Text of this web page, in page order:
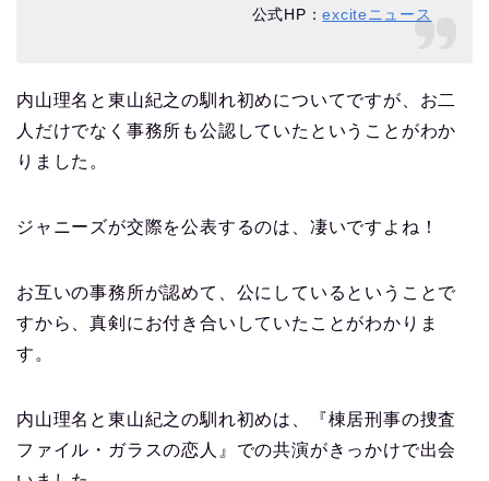
公式HP：exciteニュース
内山理名と東山紀之の馴れ初めについてですが、お二
人だけでなく事務所も公認していたということがわか
りました。
ジャニーズが交際を公表するのは、凄いですよね！
お互いの事務所が認めて、公にしているということで
すから、真剣にお付き合いしていたことがわかりま
す。
内山理名と東山紀之の馴れ初めは、『棟居刑事の捜査
ファイル・ガラスの恋人』での共演がきっかけで出会